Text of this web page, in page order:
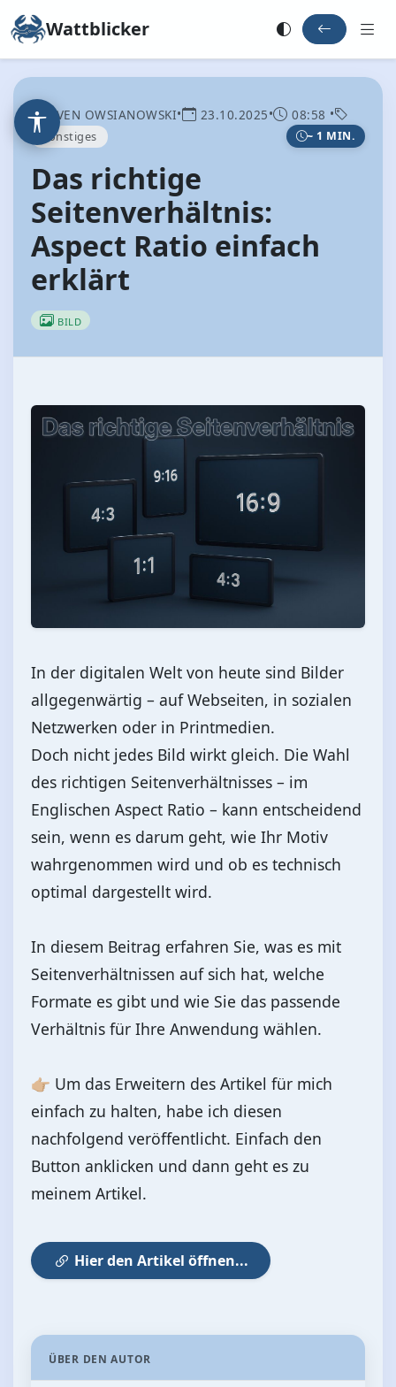
Wattblicker
SVEN OWSIANOWSKI• 23.10.2025• 08:58 •
Sonstiges ~ 1 MIN.
Das richtige
Seitenverhältnis:
Aspect Ratio einfach
erklärt
BILD
In der digitalen Welt von heute sind Bilder
allgegenwärtig – auf Webseiten, in sozialen
Netzwerken oder in Printmedien.
Doch nicht jedes Bild wirkt gleich. Die Wahl
des richtigen Seitenverhältnisses – im
Englischen Aspect Ratio – kann entscheidend
sein, wenn es darum geht, wie Ihr Motiv
wahrgenommen wird und ob es technisch
optimal dargestellt wird.
In diesem Beitrag erfahren Sie, was es mit
Seitenverhältnissen auf sich hat, welche
Formate es gibt und wie Sie das passende
Verhältnis für Ihre Anwendung wählen.
👉🏼 Um das Erweitern des Artikel für mich
einfach zu halten, habe ich diesen
nachfolgend veröffentlicht. Einfach den
Button anklicken und dann geht es zu
meinem Artikel.
Hier den Artikel öffnen...
ÜBER DEN AUTOR